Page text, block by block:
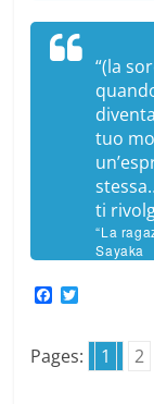
“(la
tuo
ti
“La
Sayaka
F
e
b
t
t
Pages: 1 2